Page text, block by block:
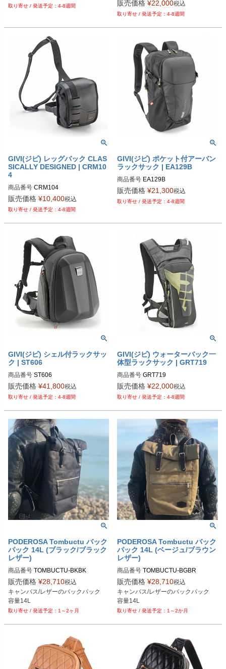
4-8週間 販売価格 ¥22,000税込
4-8週間
GIVI(ジビ) レッグバック CLAS
SICALLY DESIGNED | CRM10
4
商品番号 CRM104
販売価格 ¥10,400税込
4-8週間
GIVI(ジビ) ポケット付アーバン
ラックサック | EA129B
商品番号 EA129B
販売価格 ¥21,300税込
4-8週間
GIVI(ジビ) シェル付ラックサッ
ク | ST606
商品番号 ST606
販売価格 ¥41,800税込
4-8週間
GIVI(ジビ) ウォーターバック一
体型ラックサック | GRT719
商品番号 GRT719
販売価格 ¥22,000税込
4-8週間
PODEROSA Tombuctu バック
パック 14L (ブラック/ブラック
レザー)
商品番号 TOMBUCTU-BKBK
Tombuctu 14L Backpack  Smoky Bla
ck
販売価格 ¥28,710税込
キャンバス/レザーのバックパック
容量14L
1～2ヶ月
PODEROSA Tombuctu バック
パック 14L (ベージュ/ブラウン
レザー)
商品番号 TOMBUCTU-BGBR
Tombuctu Backpack 14L  Safari Beig
e
販売価格 ¥28,710税込
キャンバス/レザーのバックパック
容量14L
1～2か月